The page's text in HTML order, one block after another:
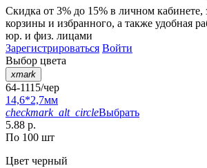
Скидка от 3% до 15% в личном кабинете,
корзины и избранного, а также удобная
юр. и физ. лицами
Зарегистрироваться Войти
Выбор цвета
xmark
64-1115/чер
14,6*2,7мм
checkmark_alt_circleВыбрать
5.88 р.
По 100 шт
Цвет черный